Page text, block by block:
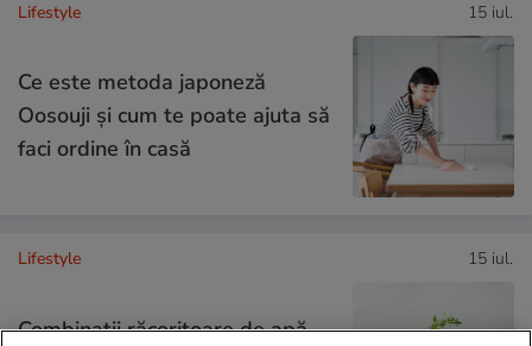
Lifestyle 15 iul.
Ce este metoda japoneză
Oosouji și cum te poate ajuta să
faci ordine în casă
Lifestyle 15 iul.
Combinaţii răcoritoare de apă